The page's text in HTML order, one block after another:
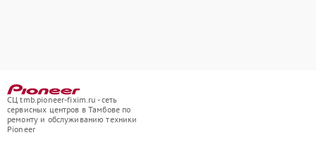
СЦ tmb.pioneer-fixim.ru - сеть
сервисных центров в Тамбове по
ремонту и обслуживанию техники
Pioneer